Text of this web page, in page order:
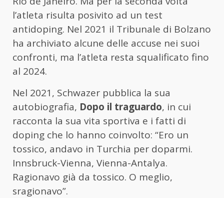
l’atleta risulta posivito ad un test
antidoping. Nel 2021 il Tribunale di Bolzano
ha archiviato alcune delle accuse nei suoi
confronti, ma l’atleta resta squalificato fino
al 2024.
Nel 2021, Schwazer pubblica la sua
autobiografia, Dopo il traguardo, in cui
racconta la sua vita sportiva e i fatti di
doping che lo hanno coinvolto: “Ero un
tossico, andavo in Turchia per doparmi.
Innsbruck-Vienna, Vienna-Antalya.
Ragionavo già da tossico. O meglio,
sragionavo”.